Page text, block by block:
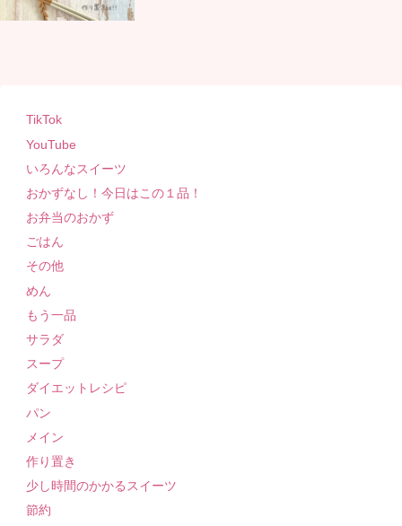
TikTok
YouTube
いろんなスイーツ
おかずなし！今日はこの１品！
お弁当のおかず
ごはん
その他
めん
もう一品
サラダ
スープ
ダイエットレシピ
パン
メイン
作り置き
少し時間のかかるスイーツ
節約